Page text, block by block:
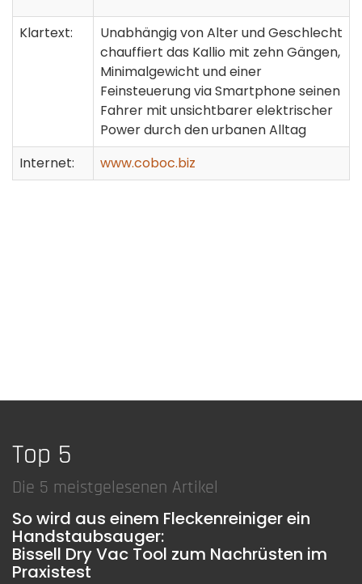
Klartext:
Unabhängig von Alter und Geschlecht
chauffiert das Kallio mit zehn Gängen,
Minimalgewicht und einer
Feinsteuerung via Smartphone seinen
Fahrer mit unsichtbarer elektrischer
Power durch den urbanen Alltag
Internet:
www.coboc.biz
Top 5
Die 5 meistgelesenen Artikel
So wird aus einem Fleckenreiniger ein
Handstaubsauger:
Bissell Dry Vac Tool zum Nachrüsten im
Praxistest